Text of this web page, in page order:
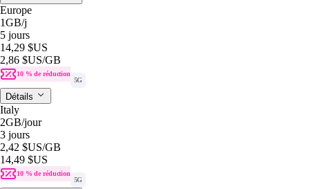
Europe
1GB/j
5 jours
14,29 $US
2,86 $US/GB
10 % de réduction
5G
Détails
Italy
2GB/jour
3 jours
2,42 $US/GB
14,49 $US
10 % de réduction
5G